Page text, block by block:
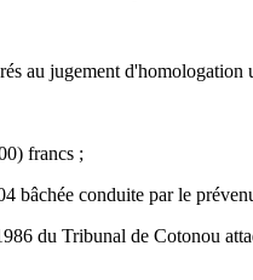
au jugement
francs ;
bâchée conduite par le
du Tribunal de Cotonou